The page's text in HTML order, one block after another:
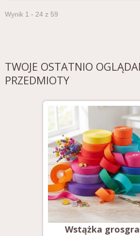
Wynik 1 - 24 z 59
TWOJE OSTATNIO
PRZEDMIOTY
Wstążka